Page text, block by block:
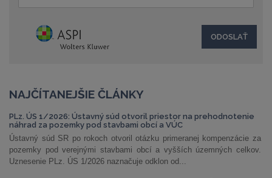
NAJČÍTANEJŠIE ČLÁNKY
PLz. ÚS 1/2026: Ústavný súd otvoril priestor na prehodnotenie
náhrad za pozemky pod stavbami obcí a VÚC
Ústavný súd SR po rokoch otvoril otázku primeranej kompenzácie za
pozemky pod verejnými stavbami obcí a vyšších územných celkov.
Uznesenie PLz. ÚS 1/2026 naznačuje odklon od...